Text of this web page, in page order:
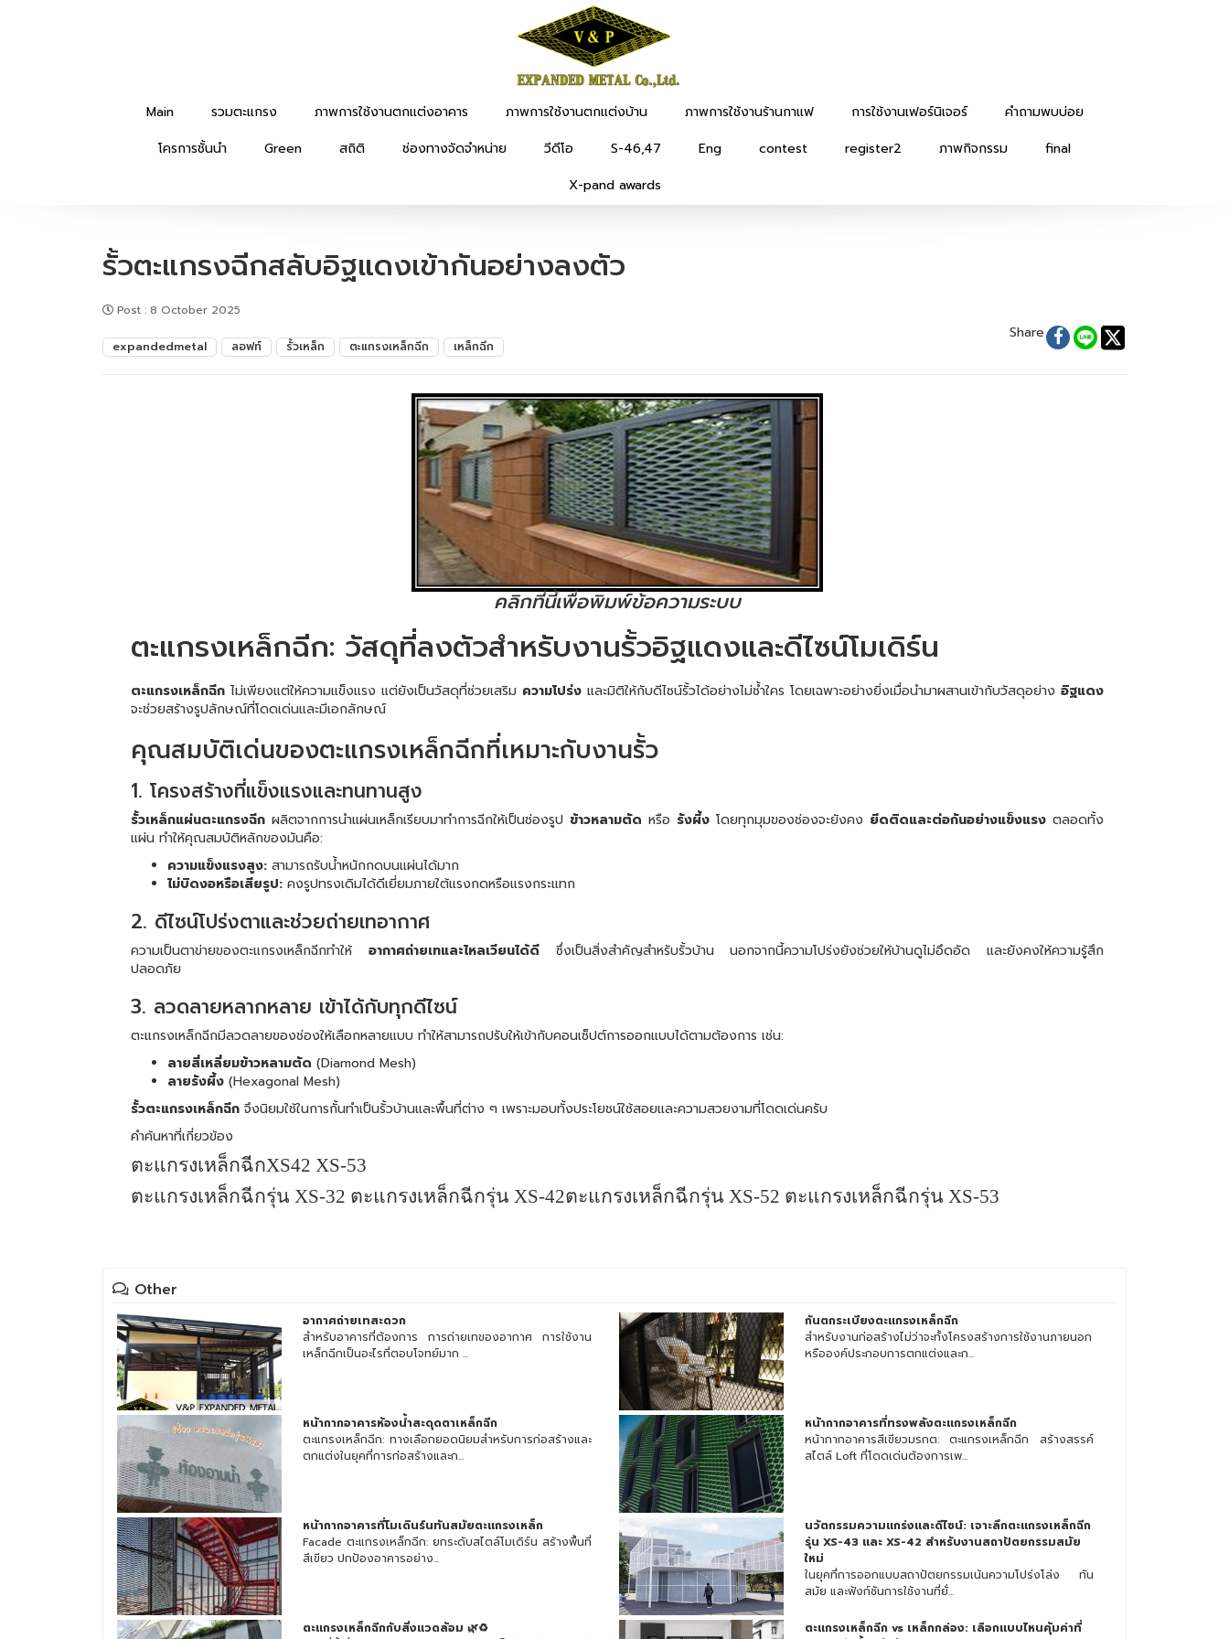
Main รวมตะแกรง ภาพการใช้งานตกแต่งอาคาร ภาพการใช้งานตกแต่งบ้าน ภาพการใช้งานร้านกาแฟ การใช้งานเฟอร์นิเจอร์
คำถามพบบ่อย
โครการชั้นนำ
Green สถิติ ช่องทางจัดจำหน่าย วีดีโอ S-46,47 Eng contest register2 ภาพกิจกรรม
final
X-pand awards
รั้วตะแกรงฉีกสลับอิฐแดงเข้ากันอย่างลงตัว
Post : 8 October 2025
expandedmetal ลอฟท์ รั้วเหล็ก ตะแกรงเหล็กฉีก เหล็กฉีก
Share
คลิกที่นี้เพื่อพิมพ์ข้อความระบบ
ตะแกรงเหล็กฉีก: วัสดุที่ลงตัวสำหรับงานรั้วอิฐแดงและดีไซน์โมเดิร์น
ตะแกรงเหล็กฉีก ไม่เพียงแต่ให้ความแข็งแรง แต่ยังเป็นวัสดุที่ช่วยเสริม ความโปร่ง และมิติให้กับดีไซน์รั้วได้อย่างไม่ซ้ำใคร โดยเฉพาะอย่างยิ่งเมื่อนำมาผสานเข้ากับวัสดุอย่าง อิฐแดง
จะช่วยสร้างรูปลักษณ์ที่โดดเด่นและมีเอกลักษณ์
คุณสมบัติเด่นของตะแกรงเหล็กฉีกที่เหมาะกับงานรั้ว
1. โครงสร้างที่แข็งแรงและทนทานสูง
รั้วเหล็กแผ่นตะแกรงฉีก ผลิตจากการนำแผ่นเหล็กเรียบมาทำการฉีกให้เป็นช่องรูป ข้าวหลามตัด หรือ รังผึ้ง โดยทุกมุมของช่องจะยังคง ยึดติดและต่อกันอย่างแข็งแรง ตลอดทั้ง
แผ่น ทำให้คุณสมบัติหลักของมันคือ:
ความแข็งแรงสูง: สามารถรับน้ำหนักกดบนแผ่นได้มาก
ไม่บิดงอหรือเสียรูป: คงรูปทรงเดิมได้ดีเยี่ยมภายใต้แรงกดหรือแรงกระแทก
2. ดีไซน์โปร่งตาและช่วยถ่ายเทอากาศ
ความเป็นตาข่ายของตะแกรงเหล็กฉีกทำให้ อากาศถ่ายเทและไหลเวียนได้ดีซึ่งเป็นสิ่งสำคัญสำหรับรั้วบ้าน นอกจากนี้ความโปร่งยังช่วยให้บ้านดูไม่อึดอัด และยังคงให้ความรู้สึก
ปลอดภัย
3. ลวดลายหลากหลาย เข้าได้กับทุกดีไซน์
ตะแกรงเหล็กฉีกมีลวดลายของช่องให้เลือกหลายแบบ ทำให้สามารถปรับให้เข้ากับคอนเซ็ปต์การออกแบบได้ตามต้องการ เช่น:
ลายสี่เหลี่ยมข้าวหลามตัด (Diamond Mesh)
ลายรังผึ้ง (Hexagonal Mesh)
รั้วตะแกรงเหล็กฉีก จึงนิยมใช้ในการกั้นทำเป็นรั้วบ้านและพื้นที่ต่าง ๆ เพราะมอบทั้งประโยชน์ใช้สอยและความสวยงามที่โดดเด่นครับ
คำค้นหาที่เกี่ยวข้อง
ตะแกรงเหล็กฉีกXS42 XS-53
ตะแกรงเหล็กฉีกรุ่น XS-32 ตะแกรงเหล็กฉีกรุ่น XS-42ตะแกรงเหล็กฉีกรุ่น XS-52 ตะแกรงเหล็กฉีกรุ่น XS-53
Other
อากาศถ่ายเทสะดวก
สำหรับอาคารที่ต้องการ การถ่ายเทของอากาศ การใช้งาน
เหล็กฉีกเป็นอะไรที่ตอบโจทย์มาก ...
กันตกระเบียงตะแกรงเหล็กฉีก
สำหรับงานก่อสร้างไม่ว่าจะทั้งโครงสร้างการใช้งานภายนอก
หรือองค์ประกอบการตกแต่งและก...
หน้ากากอาคารห้องน้ำสะดุดตาเหล็กฉีก
ตะแกรงเหล็กฉีก: ทางเลือกยอดนิยมสำหรับการก่อสร้างและ
ตกแต่งในยุคที่การก่อสร้างและก...
หน้ากากอาคารที่ทรงพลังตะแกรงเหล็กฉีก
หน้ากากอาคารสีเขียวมรกต: ตะแกรงเหล็กฉีก สร้างสรรค์
สไตล์ Loft ที่โดดเด่นต้องการเพ...
หน้ากากอาคารที่โมเดินร์นทันสมัยตะแกรงเหล็ก
Facade ตะแกรงเหล็กฉีก: ยกระดับสไตล์โมเดิร์น สร้างพื้นที่
สีเขียว ปกป้องอาคารอย่าง...
นวัตกรรมความแกร่งและดีไซน์: เจาะลึกตะแกรงเหล็กฉีก
รุ่น XS-43 และ XS-42 สำหรับงานสถาปัตยกรรมสมัย
ใหม่
ในยุคที่การออกแบบสถาปัตยกรรมเน้นความโปร่งโล่ง ทัน
สมัย และฟังก์ชันการใช้งานที่ยั่...
ตะแกรงเหล็กฉีกกับสิ่งแวดล้อม 🌿♻️
ตะแกรงเหล็กฉีก vs เหล็กกล่อง: เลือกแบบไหนคุ้มค่าที่